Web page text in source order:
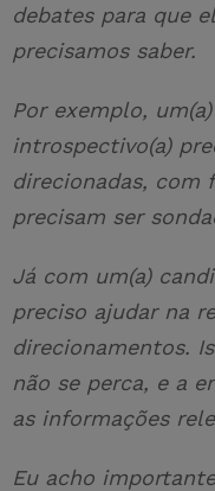
debates para que
precisamos saber.
Por exemplo,
introspectivo(a)
direcionadas, com
precisam ser
Já com um(a)
preciso ajudar na
direcionamentos.
não se perca, e a
as informações
Eu acho